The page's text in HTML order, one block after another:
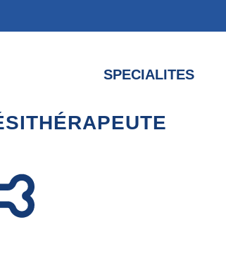
SPECIALITES